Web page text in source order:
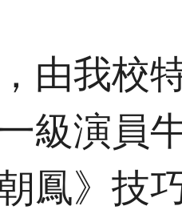
由我校
級演員
鳳》技